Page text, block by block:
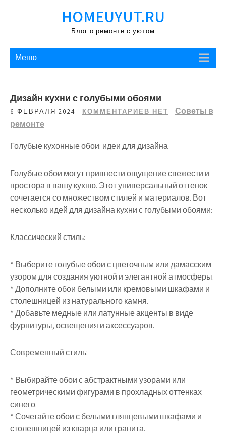
HOMEUYUT.RU
Блог о ремонте с уютом
Меню
Дизайн кухни с голубыми обоями
6 ФЕВРАЛЯ 2024 КОММЕНТАРИЕВ НЕТ
Советы в
ремонте
Голубые кухонные обои: идеи для дизайна
Голубые обои могут привнести ощущение свежести и
простора в вашу кухню. Этот универсальный оттенок
сочетается со множеством стилей и материалов. Вот
несколько идей для дизайна кухни с голубыми обоями:
Классический стиль:
* Выберите голубые обои с цветочным или дамасским
узором для создания уютной и элегантной атмосферы.
* Дополните обои белыми или кремовыми шкафами и
столешницей из натурального камня.
* Добавьте медные или латунные акценты в виде
фурнитуры, освещения и аксессуаров.
Современный стиль:
* Выбирайте обои с абстрактными узорами или
геометрическими фигурами в прохладных оттенках
синего.
* Сочетайте обои с белыми глянцевыми шкафами и
столешницей из кварца или гранита.